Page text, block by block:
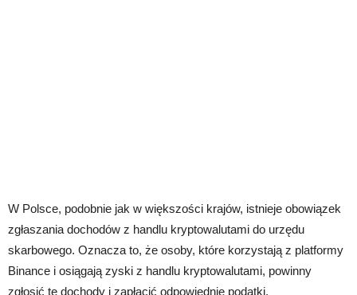
W Polsce, podobnie jak w większości krajów, istnieje obowiązek
zgłaszania dochodów z handlu kryptowalutami do urzędu
skarbowego. Oznacza to, że osoby, które korzystają z platformy
Binance i osiągają zyski z handlu kryptowalutami, powinny
zgłosić te dochody i zapłacić odpowiednie podatki.